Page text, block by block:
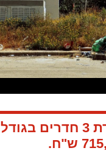
דירת 3 חדרים בגודל